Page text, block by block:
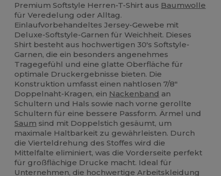
Premium Softstyle Herren-T-Shirt aus Baumwolle
für Veredelung oder Alltag.
Einlaufvorbehandeltes Jersey-Gewebe mit
Deluxe-Softstyle-Garnen für Weichheit. Dieses
Shirt besteht aus hochwertigen 30's Softstyle-
Garnen, die ein besonders angenehmes
Tragegefühl und eine glatte Oberfläche für
optimale Druckergebnisse bieten. Die
Konstruktion umfasst einen nahtlosen 7/8"
Doppelnaht-Kragen, ein Nackenband an
Schultern und Hals sowie nach vorne gerollte
Schultern für eine bessere Passform. Ärmel und
Saum sind mit Doppelstich gesäumt, um
maximale Haltbarkeit zu gewährleisten. Durch
die Vierteldrehung des Stoffes wird die
Mittelfalte eliminiert, was die Vorderseite perfekt
für großflächige Drucke macht. Ideal für
Unternehmen, die hochwertige Arbeitskleidung